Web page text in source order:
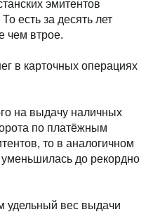
эмитентов
есть за десять лет
чем втрое.
в карточных операциях
на выдачу наличных
по платёжным
то в аналогичном
до рекордно
удельный вес выдачи